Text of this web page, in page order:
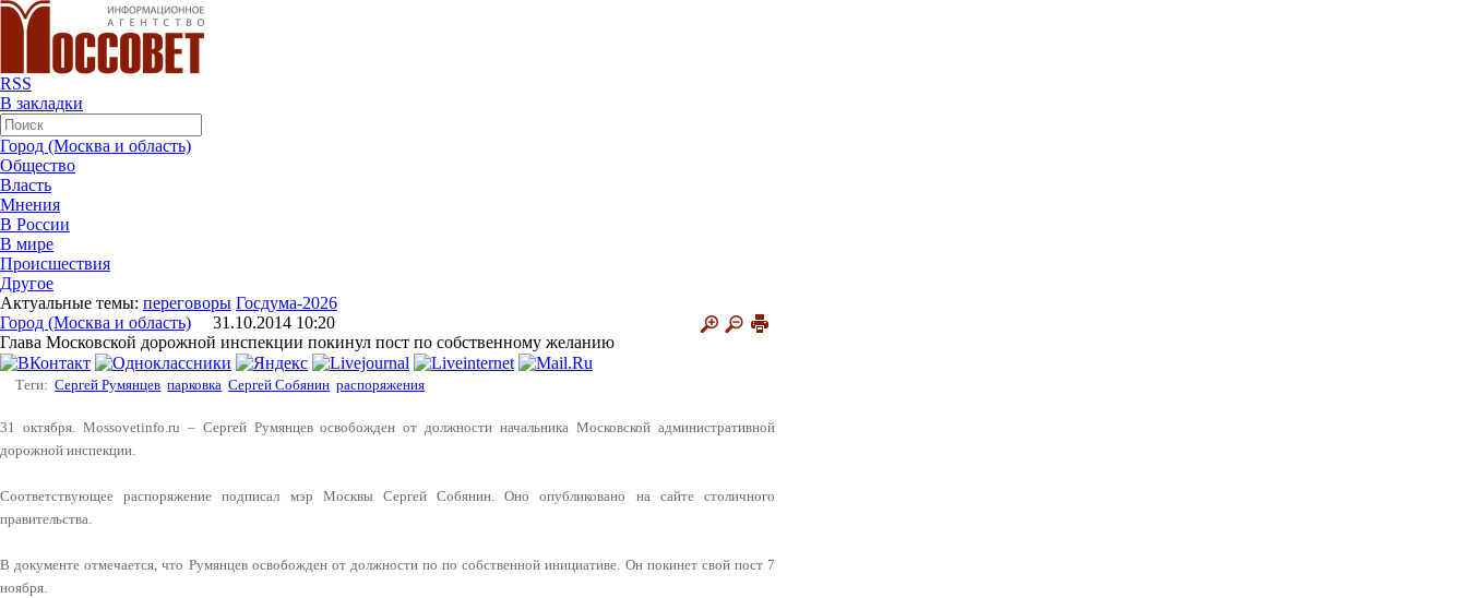
RSS
В закладки
Город (Москва и область)
Общество
Власть
Мнения
В России
В мире
Происшествия
Другое
Актуальные темы: переговоры Госдума-2026
Город (Москва и область) 31.10.2014 10:20
Глава Московской дорожной инспекции покинул пост по собственному желанию
Теги: Сергей Румянцев парковка Сергей Собянин распоряжения
31 октября. Mossovetinfo.ru – Сергей Румянцев освобожден от должности начальника Московской административной
дорожной инспекции.
Соответствующее распоряжение подписал мэр Москвы Сергей Собянин. Оно опубликовано на сайте столичного
правительства.
В документе отмечается, что Румянцев освобожден от должности по по собственной инициативе. Он покинет свой пост 7
ноября.